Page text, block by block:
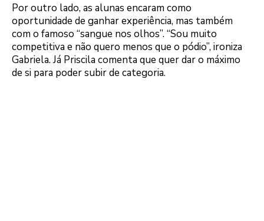
Por outro lado, as alunas encaram como
oportunidade de ganhar experiência, mas também
com o famoso “sangue nos olhos”. “Sou muito
competitiva e não quero menos que o pódio”, ironiza
Gabriela. Já Priscila comenta que quer dar o máximo
de si para poder subir de categoria.